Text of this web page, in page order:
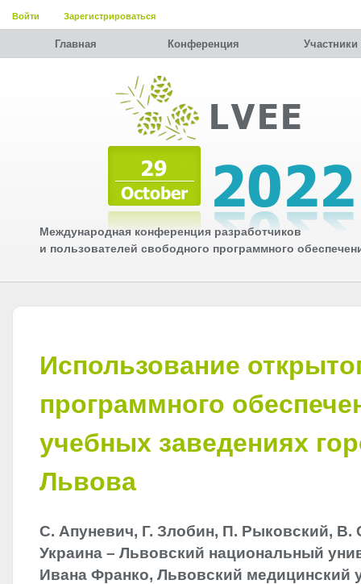
Войти Зарегистрироваться
Главная Конференция Участники
Международная конференция разработчиков
и пользователей свободного программного
Использование
программного
учебных заведениях
Львова
С.‭ ‬Апуневич,‭ ‬Г.‭ ‬Злобин,‭ ‬П.‭ ‬Рыковский,‭
‬Украина‭ – ‬Львовский национальный
‬Ивана Франко,‭ Львовский медицинский